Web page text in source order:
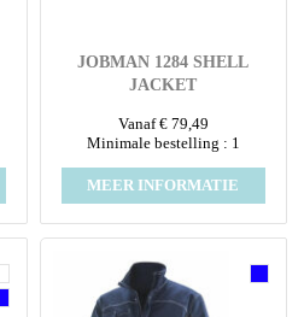
JOBMAN 1284 SHELL
JACKET
Vanaf € 79,49
Minimale bestelling : 1
MEER INFORMATIE